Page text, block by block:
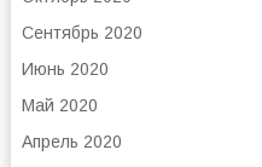
Сентябрь 2020
Июнь 2020
Май 2020
Апрель 2020